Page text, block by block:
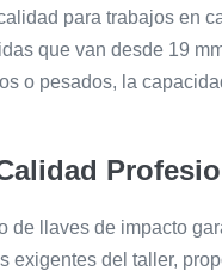
para trabajos en
que van desde 19
o pesados, la
de llaves de impacto
exigentes del taller,